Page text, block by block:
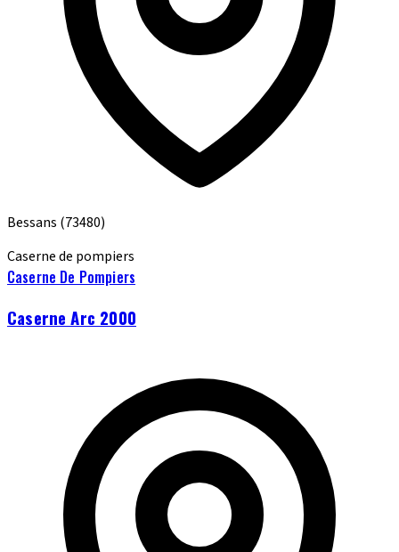
Bessans (73480)
Caserne de pompiers
Caserne De Pompiers
Caserne Arc 2000